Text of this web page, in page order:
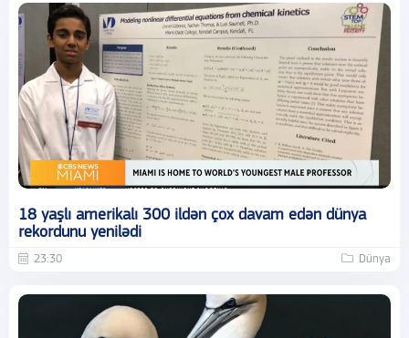
18 yaşlı amerikalı 300 ildən çox davam edən dünya
rekordunu yenilədi
23:30 Dünya